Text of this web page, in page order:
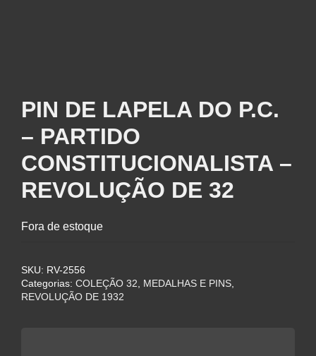
PIN DE LAPELA DO P.C.
– PARTIDO
CONSTITUCIONALISTA –
REVOLUÇÃO DE 32
Fora de estoque
SKU: RV-2556
Categorias: COLEÇÃO 32, MEDALHAS E PINS,
REVOLUÇÃO DE 1932